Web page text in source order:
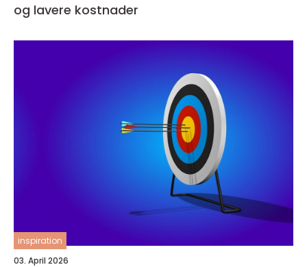
og lavere kostnader
inspiration
03. April 2026